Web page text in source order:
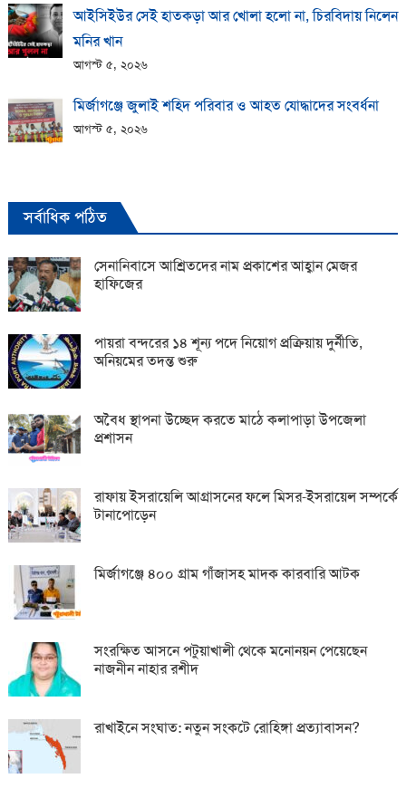
আইসিইউর সেই হাতকড়া আর খোলা হলো না, চিরবিদায় নিলেন
মনির খান
আগস্ট ৫, ২০২৬
মির্জাগঞ্জে জুলাই শহিদ পরিবার ও আহত যোদ্ধাদের সংবর্ধনা
আগস্ট ৫, ২০২৬
সর্বাধিক পঠিত
সেনানিবাসে আশ্রিতদের নাম প্রকাশের আহ্বান মেজর
হাফিজের
পায়রা বন্দরের ১৪ শূন্য পদে নিয়োগ প্রক্রিয়ায় দুর্নীতি,
অনিয়মের তদন্ত শুরু
অবৈধ স্থাপনা উচ্ছেদ করতে মাঠে কলাপাড়া উপজেলা
প্রশাসন
রাফায় ইসরায়েলি আগ্রাসনের ফলে মিসর-ইসরায়েল সম্পর্কে
টানাপোড়েন
মির্জাগঞ্জে ৪০০ গ্রাম গাঁজাসহ মাদক কারবারি আটক
সংরক্ষিত আসনে পটুয়াখালী থেকে মনোনয়ন পেয়েছেন
নাজনীন নাহার রশীদ
রাখাইনে সংঘাত: নতুন সংকটে রোহিঙ্গা প্রত্যাবাসন?